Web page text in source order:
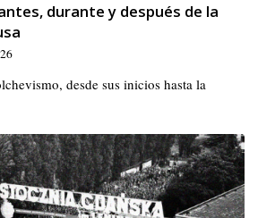
durante y después de la
desde sus inicios hasta la